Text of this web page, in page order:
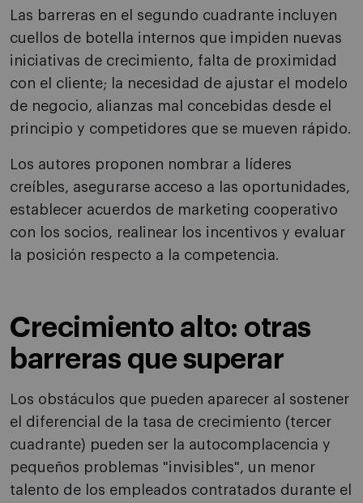
Las barreras en el segundo cuadrante incluyen
cuellos de botella internos que impiden nuevas
iniciativas de crecimiento, falta de proximidad
con el cliente; la necesidad de ajustar el modelo
de negocio, alianzas mal concebidas desde el
principio y competidores que se mueven rápido.
Los autores proponen nombrar a líderes
creíbles, asegurarse acceso a las oportunidades,
establecer acuerdos de marketing cooperativo
con los socios, realinear los incentivos y evaluar
la posición respecto a la competencia.
Crecimiento alto: otras
barreras que superar
Los obstáculos que pueden aparecer al sostener
el diferencial de la tasa de crecimiento (tercer
cuadrante) pueden ser la autocomplacencia y
pequeños problemas "invisibles", un menor
talento de los empleados contratados durante el